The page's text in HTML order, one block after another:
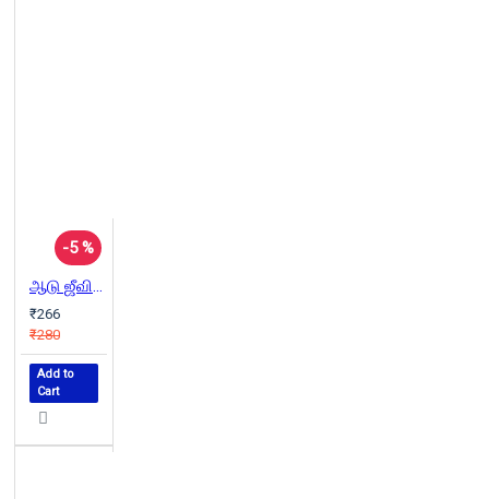
-5 %
ஆடு ஜீவிதம்
₹266
₹280
Add to
Cart